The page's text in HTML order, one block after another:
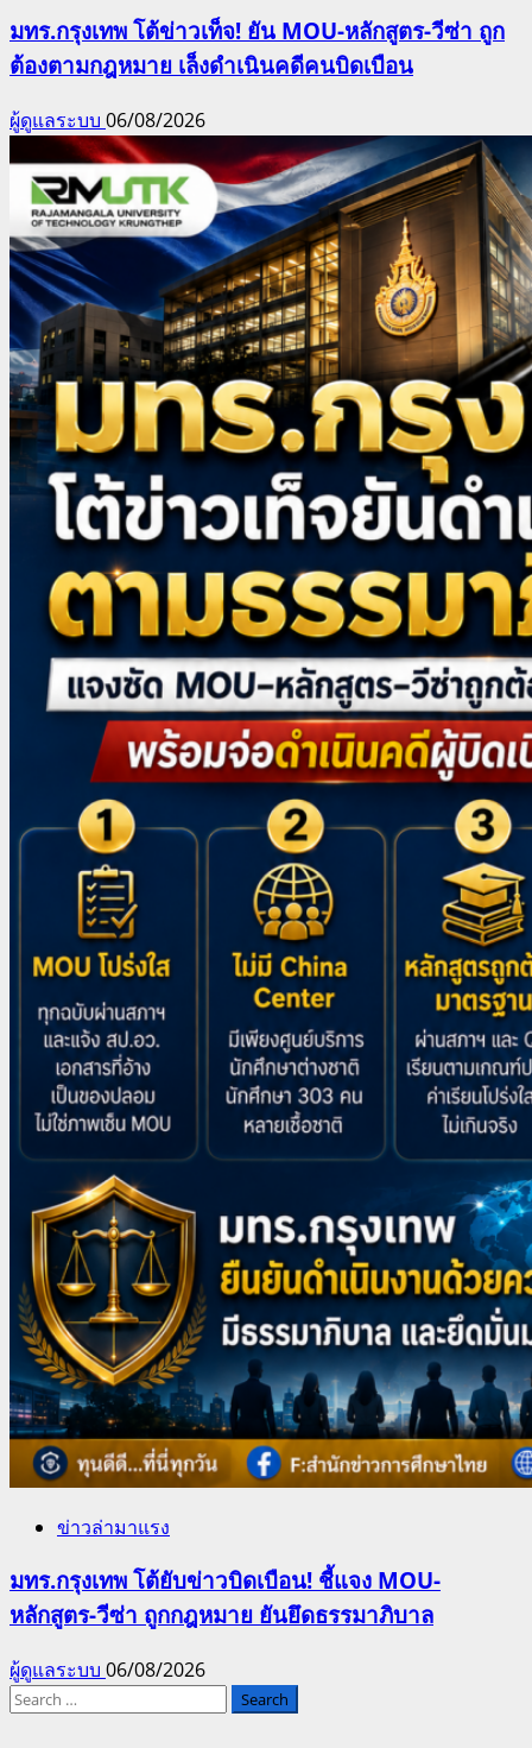
มทร.กรุงเทพ โต้ข่าวเท็จ! ยัน MOU-หลักสูตร-วีซ่า ถูก
ต้องตามกฎหมาย เล็งดำเนินคดีคนบิดเบือน
ผู้ดูแลระบบ 06/08/2026
ข่าวล่ามาแรง
มทร.กรุงเทพ โต้ยับข่าวบิดเบือน! ชี้แจง MOU-
หลักสูตร-วีซ่า ถูกกฎหมาย ยันยึดธรรมาภิบาล
ผู้ดูแลระบบ 06/08/2026
Search